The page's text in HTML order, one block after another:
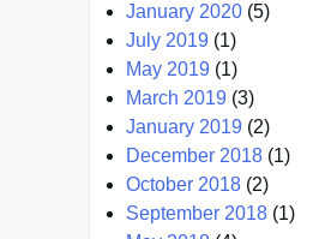
January 2020 (5)
July 2019 (1)
May 2019 (1)
March 2019 (3)
January 2019 (2)
December 2018 (1)
October 2018 (2)
September 2018 (1)